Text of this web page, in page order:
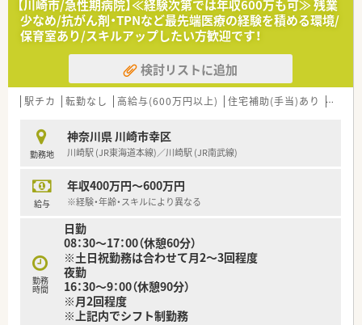
【川崎市/急性期病院】≪経験次第では年収600万も可≫ 残業
少なめ/抗がん剤・TPNなど最先端医療の経験を積める環境/
保育室あり/スキルアップしたい方歓迎です！
検討リストに追加
駅チカ 転勤なし 高給与(600万円以上) 住宅補助(手当)あり 教育
勤務地
神奈川県 川崎市幸区
川崎駅 (JR東海道本線)／川崎駅 (JR南武線)
給与
年収400万円～600万円
※経験・年齢・スキルにより異なる
勤務
時間
日勤
08：30～17：00（休憩60分）
※土日祝勤務は合わせて月2～3回程度
夜勤
16：30～9：00（休憩90分）
※月2回程度
※上記内でシフト制勤務